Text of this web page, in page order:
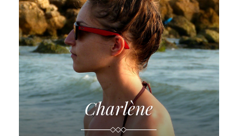
Charlène